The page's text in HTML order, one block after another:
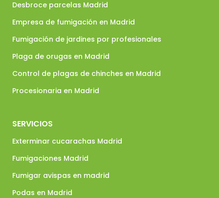
Desbroce parcelas Madrid
Empresa de fumigación en Madrid
Fumigación de jardines por profesionales
Plaga de orugas en Madrid
Control de plagas de chinches en Madrid
Procesionaria en Madrid
SERVICIOS
Exterminar cucarachas Madrid
Fumigaciones Madrid
Fumigar avispas en madrid
Podas en Madrid